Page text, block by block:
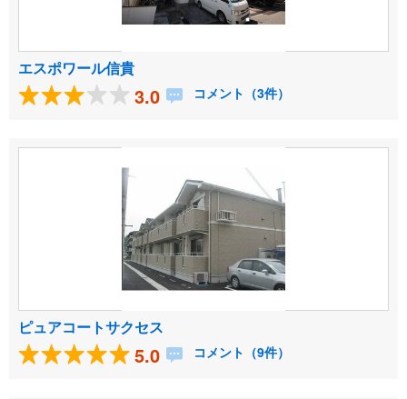
エスポワール信貴
3.0 コメント（3件）
ピュアコートサクセス
5.0 コメント（9件）